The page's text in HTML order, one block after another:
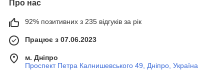
Про нас
92% позитивних з 235 відгуків за рік
Працює з 07.06.2023
м. Дніпро
Проспект Петра Калнишевського 49, Дніпро, Україна